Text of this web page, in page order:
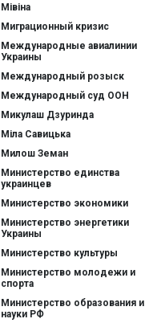
Мівіна
Миграционный кризис
Международные авиалинии
Украины
Международный розыск
Международный суд ООН
Микулаш Дзуринда
Міла Савицька
Милош Земан
Министерство единства
украинцев
Министерство экономики
Министерство энергетики
Украины
Министерство культуры
Министерство молодежи и
спорта
Министерство образования и
науки РФ